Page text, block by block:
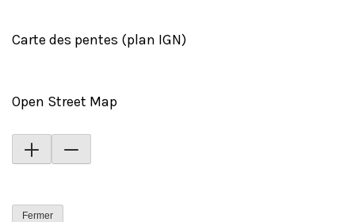
Carte des pentes (plan IGN)
Open Street Map
Fermer